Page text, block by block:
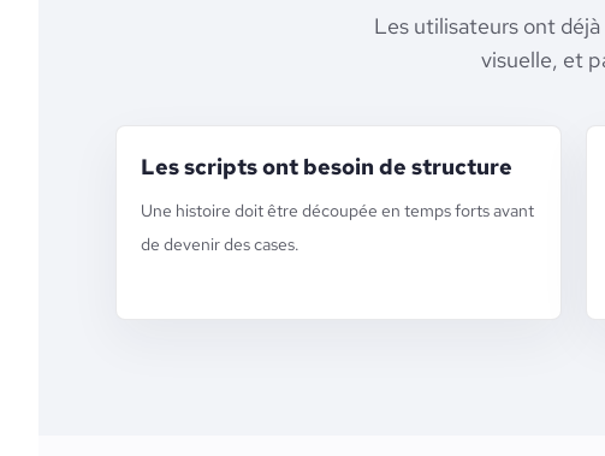
Les utilisateurs ont
visuelle, et
Les scripts ont besoin de structure
Une histoire doit être découpée en temps forts avant
de devenir des cases.